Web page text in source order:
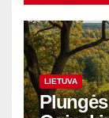
LIETUVA